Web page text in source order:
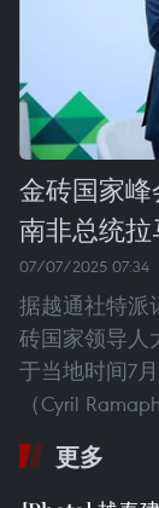
金砖国家
南非总统
07/07/2025 07:34
据越通社特派
砖国家领导人
于当地时间7
（Cyril
更多